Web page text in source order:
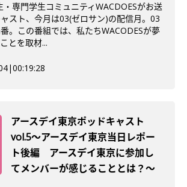
・専門学生コミュニティWACDOESがお送
スト、今月は03(ゼロサン)の配信月。03
。この番組では、私たちWACODESが夢
とを取材...
|00:19:28
アースデイ東京ポッドキャスト
vol.5〜アースデイ東京当日レポー
ト後編 アースデイ東京に参加し
てメンバーが感じることとは？〜